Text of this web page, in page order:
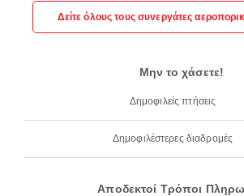
Δείτε όλους τους συνεργάτες
Μην το χάσετε!
Δημοφιλείς πτήσεις
Δημοφιλέστερες διαδρομές
Αποδεκτοί Τρόποι